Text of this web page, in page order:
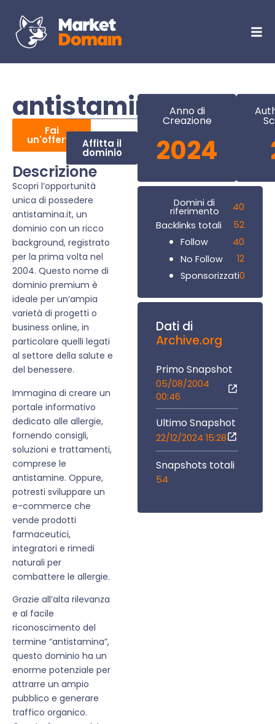
antistamina.it
Fai
un'offerta Affitta il
dominio
Descrizione
Scopri l’opportunità
unica di possedere
antistamina.it, un
dominio con un ricco
background, registrato
per la prima volta nel
2004. Questo nome di
dominio premium è
ideale per un’ampia
varietà di progetti o
business online, in
particolare quelli legati
al settore della salute e
del benessere.
Immagina di creare un
portale informativo
dedicato alle allergie,
fornendo consigli,
soluzioni e trattamenti,
comprese le
antistamine. Oppure,
potresti sviluppare un
e-commerce che
vende prodotti
farmaceutici,
integratori e rimedi
naturali per
combattere le allergie.
Grazie all’alta rilevanza
e al facile
riconoscimento del
termine “antistamina”,
questo dominio ha un
enorme potenziale per
attrarre un ampio
pubblico e generare
traffico organico.
Anno di
Creazione
2024
Domini di
riferimento
40
Backlinks totali
52
Follow
40
No Follow
12
Sponsorizzati0
Dati di
Archive.org
Primo Snapshot
05/08/2004
00:46
Ultimo Snapshot
22/12/2024 15:28
Snapshots totali
54